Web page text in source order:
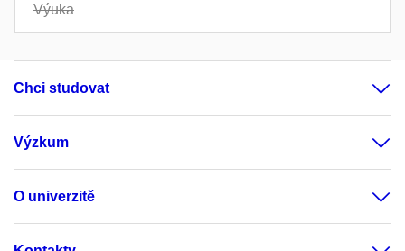
Výuka
Chci studovat
Výzkum
O univerzitě